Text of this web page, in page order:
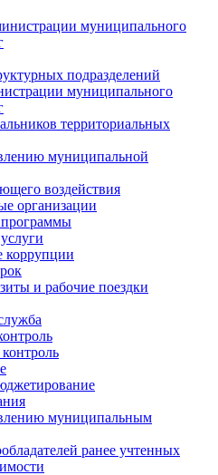
муниципального
подразделений
муниципального
территориальных
муниципальной
воздействия
организации
коррупции
и рабочие поездки
муниципальным
ранее учтенных